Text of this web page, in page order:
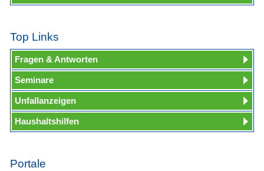
Top Links
Fragen & Antworten
Seminare
Unfallanzeigen
Haushaltshilfen
Portale